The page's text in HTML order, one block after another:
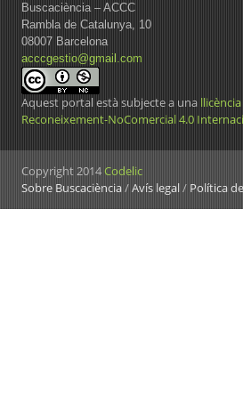
Buscaciència – ACCC
Rambla de Catalunya, 10
08007 Barcelona
acccgestio@gmail.com
Aquest portal està subjecte a una
Reconeixement-NoComercial 4.0
Copyright 2014Codelic
Sobre Buscaciència/Avís legal/ Política